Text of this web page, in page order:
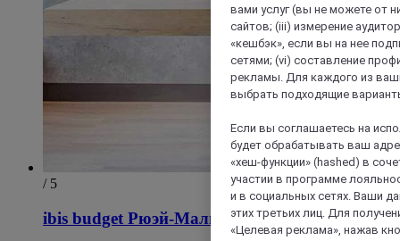
/ 5
ibis budget Рюэй-Малмезон
вами услуг (вы не можете от
сайтов; (iii) измерение
«кешбэк», если вы на нее
сетями; (vi) составление
рекламы. Для каждого из
выбрать подходящие
Если вы соглашаетесь на
будет обрабатывать ваш
«хеш-функции» (hashed) в
участии в программе
и в социальных сетях. Ваши
этих третьих лиц. Для
«Целевая реклама», нажав